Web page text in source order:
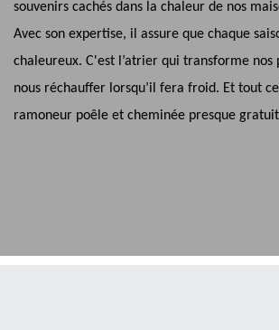
souvenirs cachés dans la chaleur de nos
Avec son expertise, il assure que chaque
chaleureux. C'est l’atrier qui transforme nos
nous réchauffer lorsqu’il fera froid. Et tout
ramoneur poêle et cheminée presque